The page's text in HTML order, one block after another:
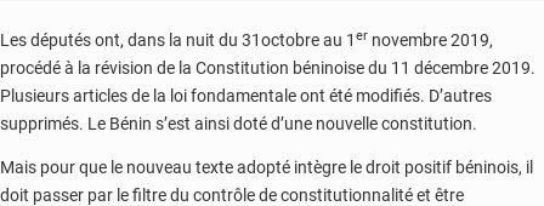
Les députés ont, dans la nuit du 31octobre au 1 er novembre 2019,
procédé à la révision de la Constitution béninoise du 11 décembre 2019.
Plusieurs articles de la loi fondamentale ont été modifiés. D’autres
supprimés. Le Bénin s’est ainsi doté d’une nouvelle constitution.
Mais pour que le nouveau texte adopté intègre le droit positif béninois, il
doit passer par le filtre du contrôle de constitutionnalité et être